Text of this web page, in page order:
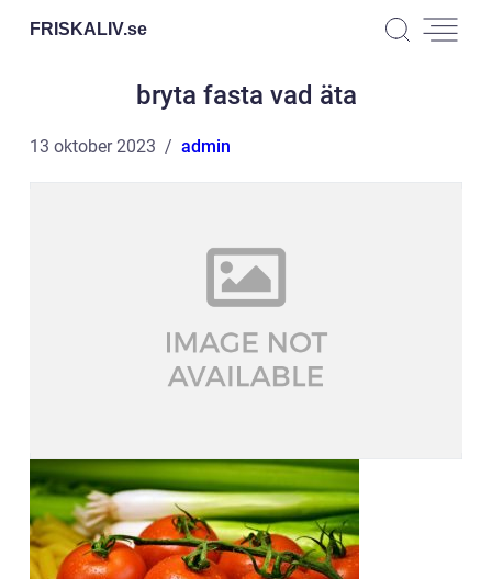
FRISKALIV.se
bryta fasta vad äta
13 oktober 2023 admin